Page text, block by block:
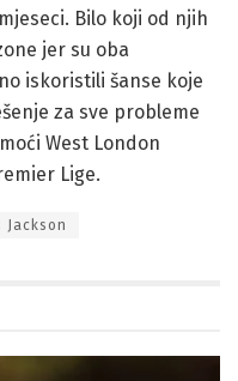
Bilo koji od njih
jer su oba
iskoristili šanse koje
za sve probleme
West London
Lige.
Jackson